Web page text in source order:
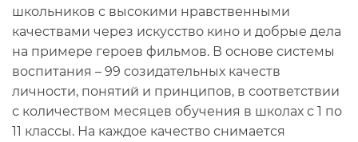
школьников с высокими нравственными
качествами через искусство кино и добрые дела
на примере героев фильмов. В основе системы
воспитания – 99 созидательных качеств
личности, понятий и принципов, в соответствии
с количеством месяцев обучения в школах с 1 по
11 классы. На каждое качество снимается